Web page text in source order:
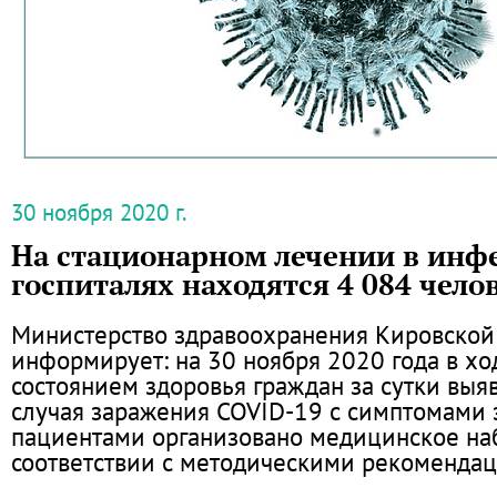
30 ноября 2020 г.
На стационарном лечении в
госпиталях находятся 4 084
Министерство здравоохранения
информирует: на 30 ноября 2020 года в
состоянием здоровья граждан за сутки
случая заражения COVID-19 с симптомами
пациентами организовано медицинское
соответствии с методическими